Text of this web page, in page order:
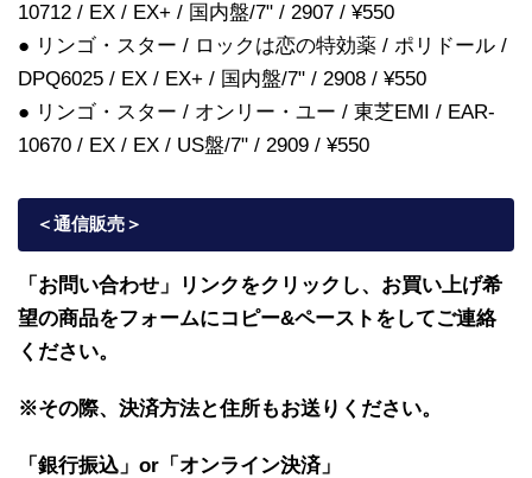
10712 / EX / EX+ / 国内盤/7" / 2907 / ¥550
● リンゴ・スター / ロックは恋の特効薬 / ポリドール /
DPQ6025 / EX / EX+ / 国内盤/7" / 2908 / ¥550
● リンゴ・スター / オンリー・ユー / 東芝EMI / EAR-
10670 / EX / EX / US盤/7" / 2909 / ¥550
＜通信販売＞
「お問い合わせ」リンクをクリックし、 お買い上げ希
望の商品をフォームにコピー&ペーストをしてご連絡
ください。
※その際、決済方法と住所もお送りください。
「銀行振込」or「 オンライン決済」